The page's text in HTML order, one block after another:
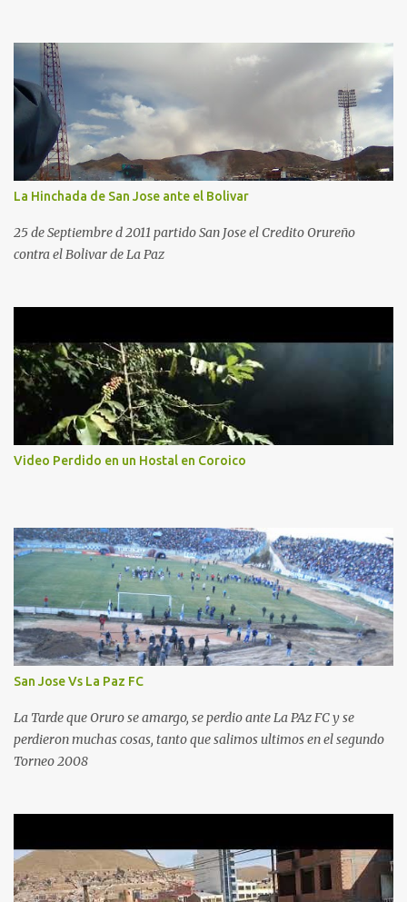
La Hinchada de San Jose ante el Bolivar
25 de Septiembre d 2011 partido San Jose el Credito Orureño
contra el Bolivar de La Paz
Video Perdido en un Hostal en Coroico
San Jose Vs La Paz FC
La Tarde que Oruro se amargo, se perdio ante La PAz FC y se
perdieron muchas cosas, tanto que salimos ultimos en el segundo
Torneo 2008